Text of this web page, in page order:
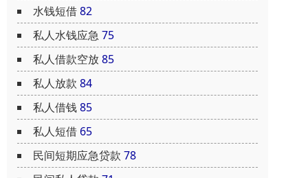
水钱短借82
私人水钱应急75
私人借款空放85
私人放款 84
私人借钱85
私人短借 65
民间短期应急贷款 78